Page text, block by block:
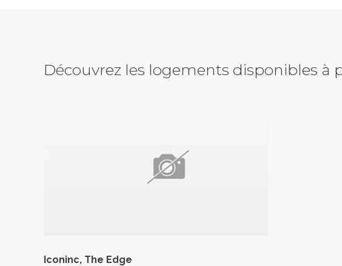
Découvrez les logements disponibles à
Iconinc, The Edge